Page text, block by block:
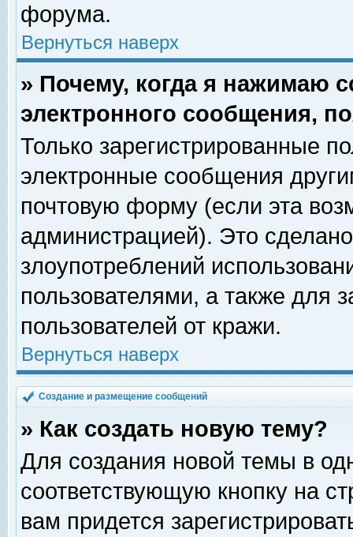
форума.
Вернуться наверх
» Почему, когда я нажимаю
электронного сообщения,
Только зарегистрированные
электронные сообщения
почтовую форму (если эта
администрацией). Это
злоупотреблений
пользователями, а также для
пользователей от кражи.
Вернуться наверх
Создание и размещение сообщений
» Как создать новую тему?
Для создания новой темы в
соответствующую кнопку на
вам придется